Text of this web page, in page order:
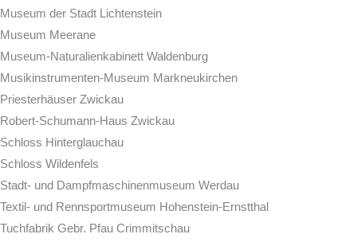
Museum der Stadt Lichtenstein
Museum Meerane
Museum-Naturalienkabinett Waldenburg
Musikinstrumenten-Museum Markneukirchen
Priesterhäuser Zwickau
Robert-Schumann-Haus Zwickau
Schloss Hinterglauchau
Schloss Wildenfels
Stadt- und Dampfmaschinenmuseum Werdau
Textil- und Rennsportmuseum Hohenstein-Ernstthal
Tuchfabrik Gebr. Pfau Crimmitschau